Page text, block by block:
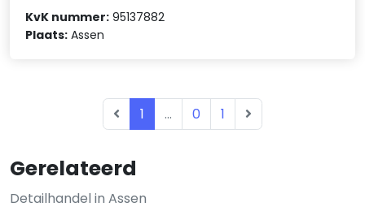
Gerelateerd
Detailhandel in Assen
KvK nummer: 95137882
Plaats: Assen
1 ... 0 1